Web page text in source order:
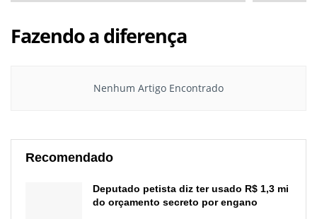
Fazendo a diferença
Nenhum Artigo Encontrado
Recomendado
Deputado petista diz ter usado R$ 1,3 mi
do orçamento secreto por engano